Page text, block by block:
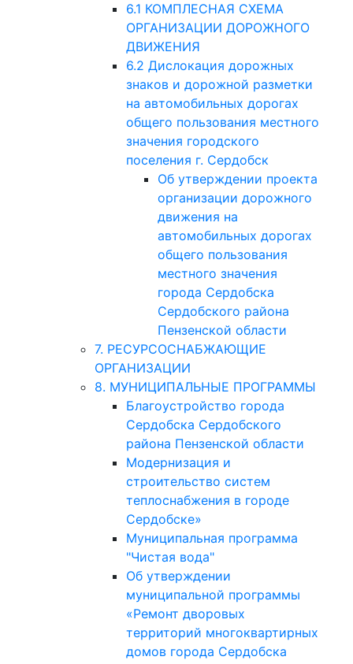
6.1 КОМПЛЕСНАЯ СХЕМА
ОРГАНИЗАЦИИ ДОРОЖНОГО
ДВИЖЕНИЯ
6.2 Дислокация дорожных
знаков и дорожной разметки
на автомобильных дорогах
общего пользования местного
значения городского
поселения г. Сердобск
Об утверждении проекта
организации дорожного
движения на
автомобильных дорогах
общего пользования
местного значения
города Сердобска
Сердобского района
Пензенской области
7. РЕСУРСОСНАБЖАЮЩИЕ
ОРГАНИЗАЦИИ
8. МУНИЦИПАЛЬНЫЕ ПРОГРАММЫ
Благоустройство города
Сердобска Сердобского
района Пензенской области
Модернизация и
строительство систем
теплоснабжения в городе
Сердобске»
Муниципальная программа
"Чистая вода"
Об утверждении
муниципальной программы
«Ремонт дворовых
территорий многоквартирных
домов города Сердобска